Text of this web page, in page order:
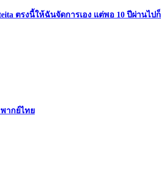
ตรงนี้ให้ฉันจัดการเอง แต่พอ 10 ปีผ่าน
พากย์ไทย